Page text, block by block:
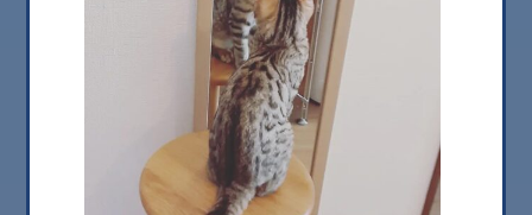
2026.08
2026.07